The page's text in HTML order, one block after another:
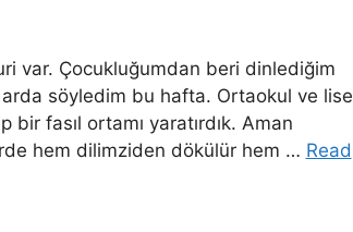
var. Çocukluğumdan beri dinlediğim
söyledim bu hafta. Ortaokul ve lise
bir fasıl ortamı yaratırdık. Aman
hem dilimziden dökülür hem … Read